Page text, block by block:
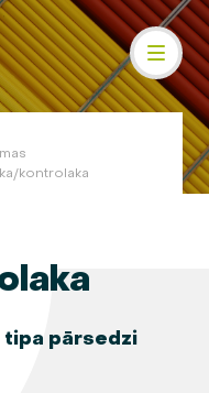
kontrolaka
tipa pārsedzi